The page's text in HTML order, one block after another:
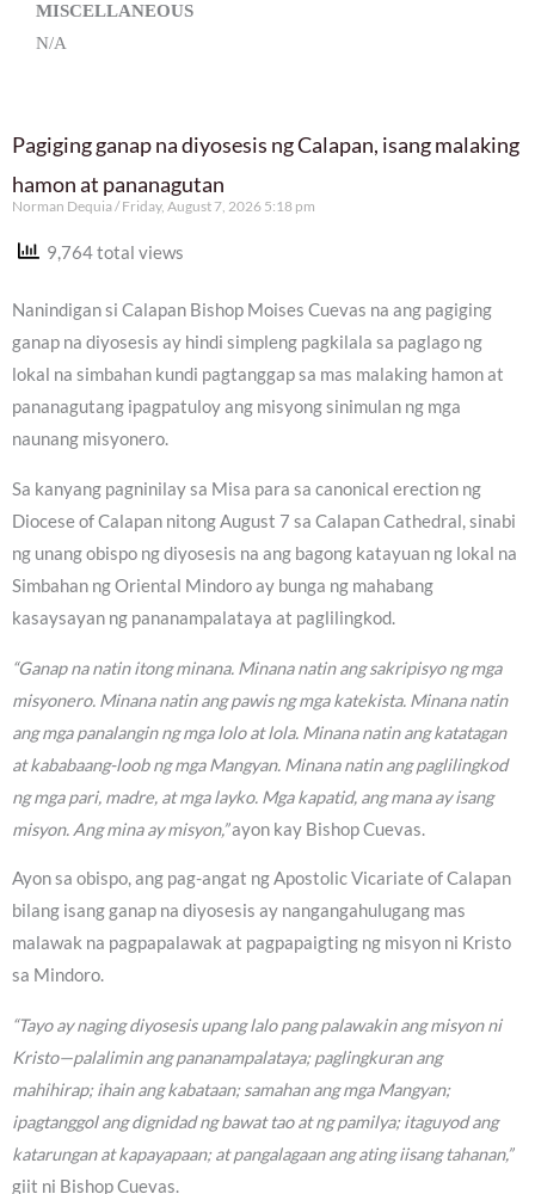
MISCELLANEOUS
N/A
Pagiging ganap na diyosesis ng Calapan, isang malaking
hamon at pananagutan
Norman Dequia Friday, August 7, 2026 5:18 pm
9,764 total views
Nanindigan si Calapan Bishop Moises Cuevas na ang pagiging
ganap na diyosesis ay hindi simpleng pagkilala sa paglago ng
lokal na simbahan kundi pagtanggap sa mas malaking hamon at
pananagutang ipagpatuloy ang misyong sinimulan ng mga
naunang misyonero.
Sa kanyang pagninilay sa Misa para sa canonical erection ng
Diocese of Calapan nitong August 7 sa Calapan Cathedral, sinabi
ng unang obispo ng diyosesis na ang bagong katayuan ng lokal na
Simbahan ng Oriental Mindoro ay bunga ng mahabang
kasaysayan ng pananampalataya at paglilingkod.
“Ganap na natin itong minana. Minana natin ang sakripisyo ng mga
misyonero. Minana natin ang pawis ng mga katekista. Minana natin
ang mga panalangin ng mga lolo at lola. Minana natin ang katatagan
at kababaang-loob ng mga Mangyan. Minana natin ang paglilingkod
ng mga pari, madre, at mga layko. Mga kapatid, ang mana ay isang
misyon. Ang mina ay misyon,”ayon kay Bishop Cuevas.
Ayon sa obispo, ang pag-angat ng Apostolic Vicariate of Calapan
bilang isang ganap na diyosesis ay nangangahulugang mas
malawak na pagpapalawak at pagpapaigting ng misyon ni Kristo
sa Mindoro.
“Tayo ay naging diyosesis upang lalo pang palawakin ang misyon ni
Kristo—palalimin ang pananampalataya; paglingkuran ang
mahihirap; ihain ang kabataan; samahan ang mga Mangyan;
ipagtanggol ang dignidad ng bawat tao at ng pamilya; itaguyod ang
katarungan at kapayapaan; at pangalagaan ang ating iisang tahanan,”
giit ni Bishop Cuevas.